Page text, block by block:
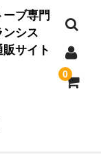
ーブ専門
ンシス
サイト
0